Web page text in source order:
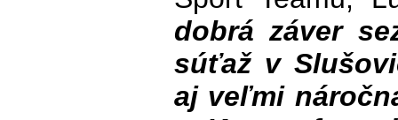
dobrá záver
súťaž v
aj veľmi